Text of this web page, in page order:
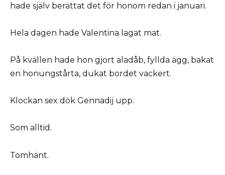
hade själv berättat det för honom redan i januari.
Hela dagen hade Valentina lagat mat.
På kvällen hade hon gjort aladåb, fyllda ägg, bakat
en honungstårta, dukat bordet vackert.
Klockan sex dök Gennadij upp.
Som alltid.
Tomhänt.